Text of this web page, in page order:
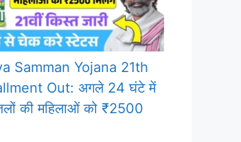
Samman Yojana 21th
Out: अगले 24 घंटे में
की महिलाओं को ₹2500